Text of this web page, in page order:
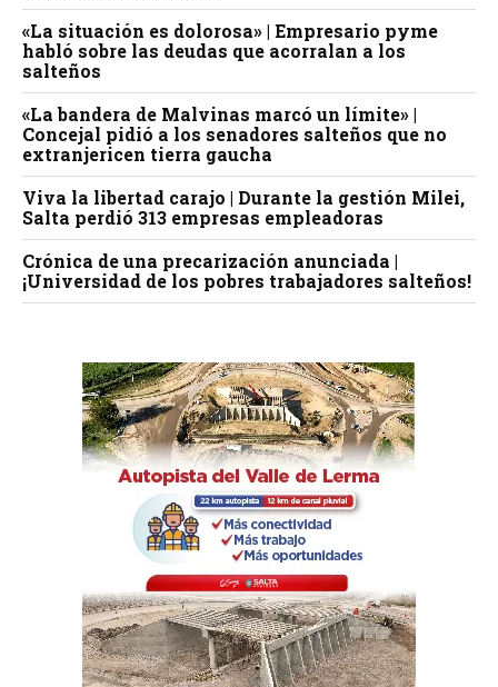
«La situación es dolorosa» | Empresario pyme
habló sobre las deudas que acorralan a los
salteños
«La bandera de Malvinas marcó un límite» |
Concejal pidió a los senadores salteños que no
extranjericen tierra gaucha
Viva la libertad carajo | Durante la gestión Milei,
Salta perdió 313 empresas empleadoras
Crónica de una precarización anunciada |
¡Universidad de los pobres trabajadores salteños!